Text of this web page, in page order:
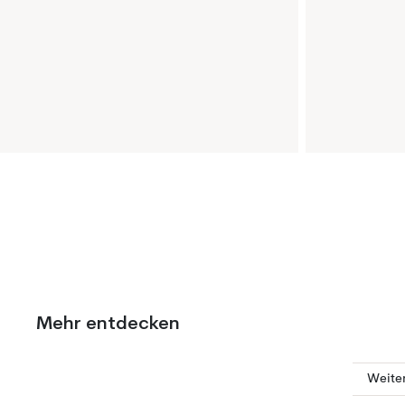
Mehr entdecken